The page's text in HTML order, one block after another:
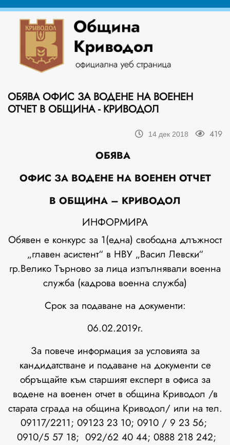
ОБЯВА ОФИС ЗА ВОДЕНЕ НА ВОЕНЕН
ОТЧЕТ В ОБЩИНА - КРИВОДОЛ
14 дек 2018 419
ОБЯВА
ОФИС ЗА ВОДЕНЕ НА ВОЕНЕН ОТЧЕТ
В ОБЩИНА – КРИВОДОЛ
ИНФОРМИРА
Обявен е конкурс за 1(една) свободна длъжност
„главен асистент“ в НВУ „Васил Левски“
гр.Велико Търново за лица изпълнявали военна
служба (кадрова военна служба)
Срок за подаване на документи:
06.02.2019г.
За повече информация за условията за
кандидатстване и подаване на документи се
обръщайте към старшият експерт в офиса за
водене на военен отчет в община Криводол /в
старата сграда на община Криводол/ или на тел.
09117/2211; 09123 23 10; 0910 / 9 23 56;
0910/5 57 18; 092/62 40 44; 0888 218 242;